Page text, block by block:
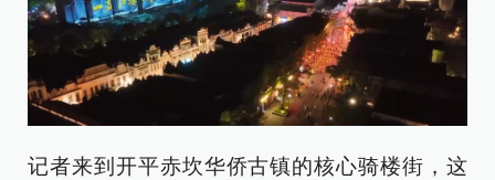
记者来到开平赤坎华侨古镇的核心骑楼街，这